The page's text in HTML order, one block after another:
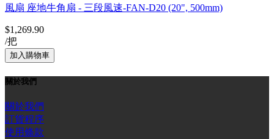
風扇 座地牛角扇 - 三段風速-FAN-D20 (20", 500mm)
$1,269.90
/把
關於我們
關於我們
訂貨程序
使用條款